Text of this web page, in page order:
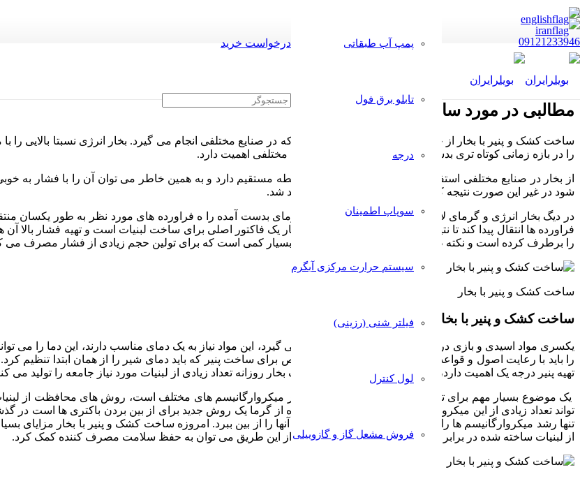
09121233946 پمپ آب طبقاتی
تابلو برق فول
درجه
سوپاپ اطمینان
سیستم حرارت مرکزی آبگرم
فیلتر شنی (رزینی)
لول کنترل
فروش مشعل گاز و گازوییلی
درخواست خرید
مطالبی در مورد ساخت کشک و پنیر با بخار
ساخت کشک و پنیر با بخار از جمله روش های پرکاربردی است که در صنایع مختلفی انجام می گیرد. بخار انرژی نسبتا بالایی را
را در بازه زمانی کوتاه تری بدست بیاورد به همین خاطر از لحاظ مختلفی اهمیت دارد.
از بخار در صنایع مختلفی استفاده می شود، بخار با فشار یک رابطه مستقیم دارد و به همین خاطر می توان آن را با فشار
شود در غیر این صورت نتیجه کار آنطور که انتظار می رود نخواهد شد.
در دیگ بخار انرژی و گرمای لازم تولید می شود و سپس این گرمای بدست آمده را ه فراورده های مورد نظر به طور
فراورده ها انتقال پیدا کند تا نتیجه کار درست از آب در بیاید. فشار یک فاکتور اصلی برای ساخت لبنیات است و تهیه فشار بالا
را برطرف کرده است و نکته طلایی در مورد این سیستم انرژی بسیار کمی است که برای تولین حجم زیادی از فشار مصرف می
ساخت کشک و پنیر با بخار
ساخت کشک و پنیر با بخار
یکسری مواد اسیدی و بازی در تهیه لبنیات مورد استفاده قرار می گیرد، این مواد نیاز به یک دمای مناسب دارند، این دما را می
را باید با رعایت اصول و قواعد پشت سر هم انجام داد، به خصوص برای ساخت پنیر که باید دمای شیر را از همان ابتدا تنظیم
تهیه پنیر درجه یک اهمیت دارد، کارخانه های بسیاری به کمک دیگ بخار روزانه تعداد زیادی از لبنیات مورد نیاز جامعه را تولید می
یک موضوع بسیار مهم برای تهیه لبنیات، مراقبت از آنها در برابر میکروارگانیسم های مختلف است، روش های محافظت از
تواند تعداد زیادی از این میکروارگانیسم ها را از بین ببرد، استفاده از گرما یک روش جدید برای از بین بردن باکتری ها است
تنها رشد میکروارگانیسم ها را کنترل می کرد ولی نمی توانست آنها را از بین ببرد. امروزه ساخت کشک و پنیر با بخار مزایای
از لبنیات ساخته شده در برابر عوامل بیماری زا محافظت کند و از این طریق می توان به حفظ سلامت مصرف کننده کمک کرد.